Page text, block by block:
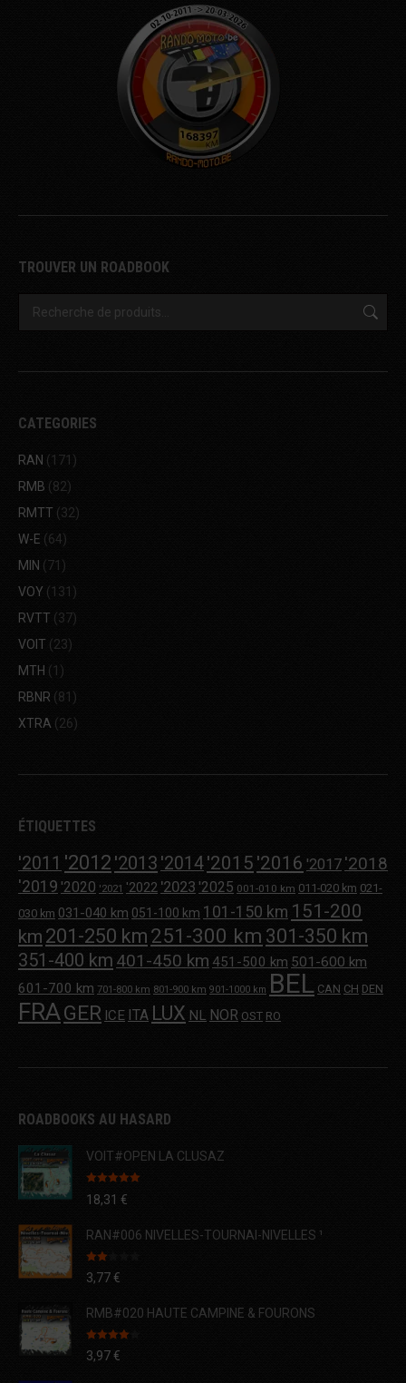
TROUVER UN ROADBOOK
CATEGORIES
RAN (171)
RMB (82)
RMTT (32)
W-E (64)
MIN (71)
VOY (131)
RVTT (37)
VOIT (23)
MTH (1)
RBNR (81)
XTRA (26)
ÉTIQUETTES
'2011 '2012 '2013 '2014'2015 '2016 '2017 '2018
'2019 '2020 '2021 '2022 '2023 '2025 001-010 km 011-020 km 021-
030 km 031-040 km 051-100 km 101-150 km 151-200
km 201-250 km 251-300 km 301-350 km
351-400 km 401-450 km 451-500 km 501-600 km
601-700 km 701-800 km 801-900 km 901-1000 km BEL CAN CH DEN
FRAGER ICE ITA LUX NL NOR OST RO
ROADBOOKS AU HASARD
VOIT#OPEN LA CLUSAZ
Note 5.00
sur 5
18,31 €
RAN#006 NIVELLES-TOURNAI-NIVELLES ¹
Note
2.00
5
3,77€
RMB#020 HAUTE CAMPINE & FOURONS
Note4.00
sur 5
3,97€